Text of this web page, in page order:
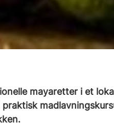
mayaretter i et